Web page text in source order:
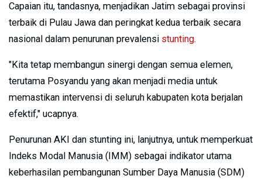
Capaian itu, tandasnya, menjadikan Jatim sebagai provinsi
terbaik di Pulau Jawa dan peringkat kedua terbaik secara
nasional dalam penurunan prevalensi stunting.
"Kita tetap membangun sinergi dengan semua elemen,
terutama Posyandu yang akan menjadi media untuk
memastikan intervensi di seluruh kabupaten kota berjalan
efektif," ucapnya.
Penurunan AKI dan stunting ini, lanjutnya, untuk memperkuat
Indeks Modal Manusia (IMM) sebagai indikator utama
keberhasilan pembangunan Sumber Daya Manusia (SDM)